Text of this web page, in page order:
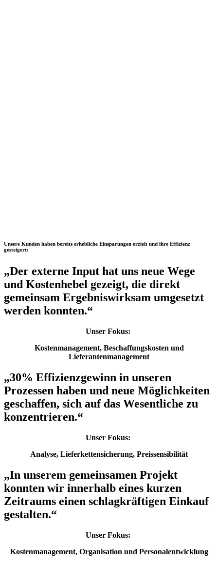
Unsere Kunden haben bereits erhebliche Einsparungen erzielt und ihre Effizienz
gesteigert:
„Der externe Input hat uns neue Wege
und Kostenhebel gezeigt, die direkt
gemeinsam Ergebniswirksam umgesetzt
werden konnten.“
Unser Fokus:
Kostenmanagement, Beschaffungskosten und
Lieferantenmanagement
„30% Effizienzgewinn in unseren
Prozessen haben und neue Möglichkeiten
geschaffen, sich auf das Wesentliche zu
konzentrieren.“
Unser Fokus:
Analyse, Lieferkettensicherung, Preissensibilität
„In unserem gemeinsamen Projekt
konnten wir innerhalb eines kurzen
Zeitraums einen schlagkräftigen Einkauf
gestalten.“
Unser Fokus:
Kostenmanagement, Organisation und Personalentwicklung